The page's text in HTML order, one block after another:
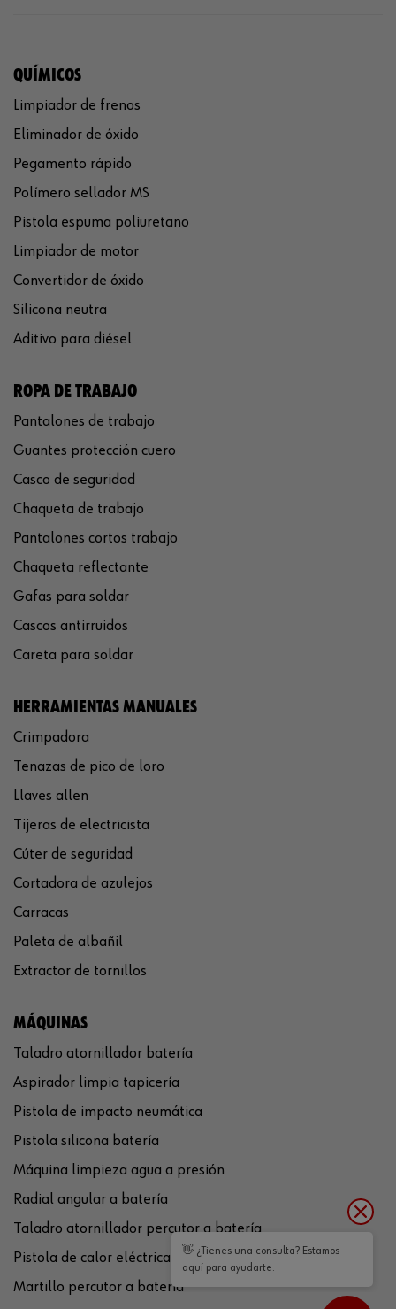
QUÍMICOS
Limpiador de frenos
Eliminador de óxido
Pegamento rápido
Polímero sellador MS
Pistola espuma poliuretano
Limpiador de motor
Convertidor de óxido
Silicona neutra
Aditivo para diésel
ROPA DE TRABAJO
Pantalones de trabajo
Guantes protección cuero
Casco de seguridad
Chaqueta de trabajo
Pantalones cortos trabajo
Chaqueta reflectante
Gafas para soldar
Cascos antirruidos
Careta para soldar
HERRAMIENTAS MANUALES
Crimpadora
Tenazas de pico de loro
Llaves allen
Tijeras de electricista
Cúter de seguridad
Cortadora de azulejos
Carracas
Paleta de albañil
Extractor de tornillos
MÁQUINAS
Taladro atornillador batería
Aspirador limpia tapicería
Pistola de impacto neumática
Pistola silicona batería
Máquina limpieza agua a presión
Radial angular a batería
Taladro atornillador percutor a batería
Pistola de calor eléctrica
Martillo percutor a batería
👋 ¿Tienes una consulta? Estamos
aquí para ayudarte.